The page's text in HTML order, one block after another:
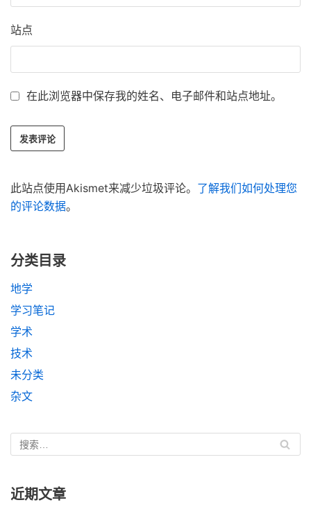
站点
在此浏览器中保存我的姓名、电子邮件和站点地址。
此站点使用Akismet来减少垃圾评论。 了解我们如何处理您
的评论数据。
分类目录
地学
学习笔记
学术
技术
未分类
杂文
近期文章